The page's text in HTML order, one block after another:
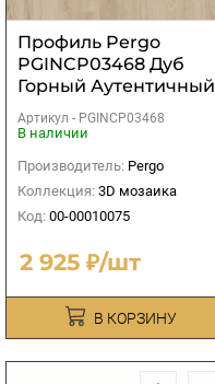
Профиль Pergo
PGINCP03468 Дуб
Горный Аутентичный
Светлый (5 в 1)
Артикул - PGINCP03468
В наличии
Производитель: Pergo
Коллекция: 3D мозаика
Код: 00-00010075
2 925 ₽/шт
В КОРЗИНУ